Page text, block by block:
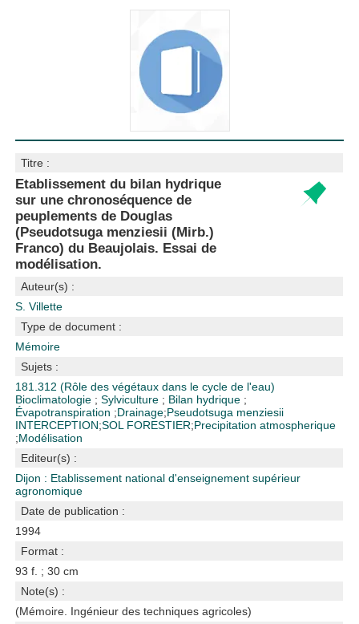
Titre :
Etablissement du bilan hydrique
sur une chronoséquence de
peuplements de Douglas
(Pseudotsuga menziesii (Mirb.)
Franco) du Beaujolais. Essai de
modélisation.
Auteur(s) :
S. Villette
Type de document :
Mémoire
Sujets :
181.312 (Rôle des végétaux dans le cycle de l'eau)
Bioclimatologie ;Sylviculture ; Bilan hydrique ;
Évapotranspiration ;Drainage;Pseudotsuga menziesii
INTERCEPTION;SOL FORESTIER;Precipitation atmospherique
;Modélisation
Editeur(s) :
Dijon : Etablissement national d'enseignement supérieur
agronomique
Date de publication :
1994
Format :
93 f. ; 30 cm
Note(s) :
(Mémoire. Ingénieur des techniques agricoles)